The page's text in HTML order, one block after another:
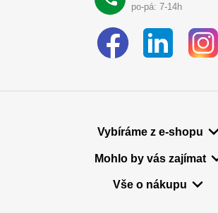
po-pá: 7-14h
Vybíráme z e-shopu
Mohlo by vás zajímat
Vše o nákupu